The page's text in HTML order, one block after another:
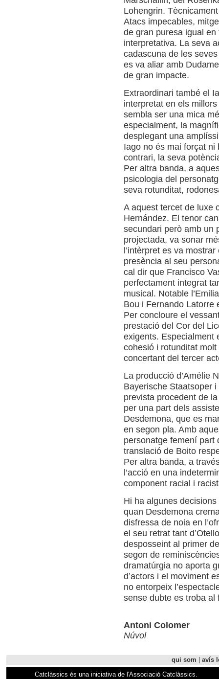
Lohengrin.
Atacs impecables,
de gran puresa igual
interpretativa. La seva
cadascuna de les
es va aliar amb
de gran impacte.
Extraordinari també el
interpretat en els
sembla ser una mica
especialment, la
desplegant una
Iago no és mai forçat ni
contrari, la seva
Per altra banda, a
psicologia del
seva rotunditat,
A aquest tercet de luxe
Hernández. El tenor
secundari però amb un
projectada, va sonar
l’intèrpret es va
presència al seu
cal dir que Francisco
perfectament integrat
musical. Notable
Bou i Fernando Latorre
Per concloure el
prestació del Cor del
exigents. Especialment
cohesió i rotunditat
concertant del tercer
La producció d’Amélie
Bayerische Staatsoper
prevista procedent de
per una part dels
Desdemona, que es
en segon pla. Amb
personatge femení part
translació de Boito
Per altra banda, a
l’acció en una
component racial i
Hi ha algunes
quan Desdemona
disfressa de noia en
el seu retrat tant
desposseint al primer
segon de
dramatúrgia no aporta
d’actors i el moviment
no entorpeix
sense dubte es troba
Antoni Colomer
Núvol
qui som
avís
Catclàssics és una iniciativa de l'Associació Catclàssics.